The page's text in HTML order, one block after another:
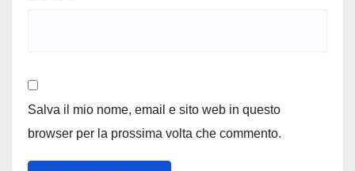
Salva il mio nome, email e sito web in questo
browser per la prossima volta che commento.